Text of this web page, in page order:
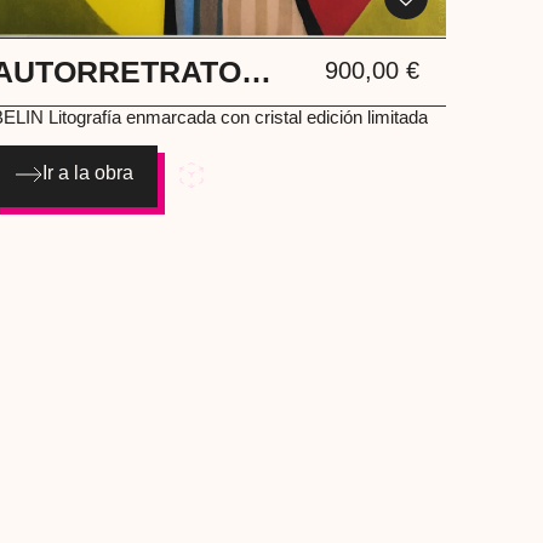
900,00 €
BELIN Litografía enmarcada con cristal edición limitada
Ir a la obra